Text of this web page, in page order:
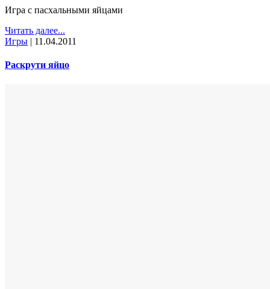
Игра с пасхальными яйцами
Читать далее...
Игры | 11.04.2011
Раскрути яйцо